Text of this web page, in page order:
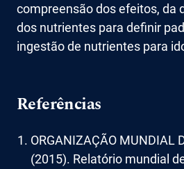
compreensão dos efeitos, da
dos nutrientes para definir
ingestão de nutrientes para
Referências
ORGANIZAÇÃO MUNDIAL
(2015). Relatório mundial